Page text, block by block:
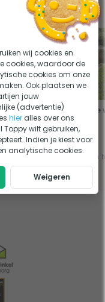
onderhoud
klaar voor de
tips voor in
wij cookies en
cookies, waardoor de
cookies om onze
Ook plaatsen we
jouw
(advertentie)
hier alles over ons
Toppy wilt gebruiken,
Indien je kiest voor
analytische cookies.
Weigeren